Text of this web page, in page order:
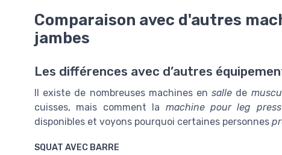
Comparaison avec d'autres
jambes
Les différences avec d’autres
Il existe de nombreuses machines ensalle de
cuisses, mais comment la machine pour leg press
disponibles et voyons pourquoi certaines personnes
SQUAT AVEC BARRE